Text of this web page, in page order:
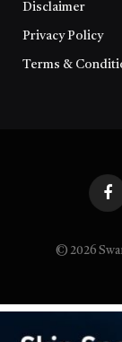
Disclaimer
Privacy Policy
Terms &
© 2026